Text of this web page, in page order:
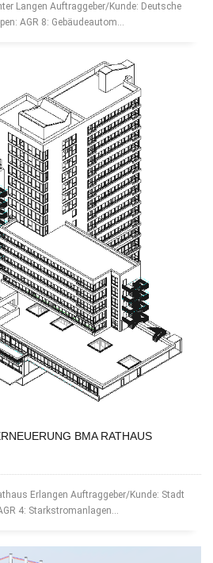
Langen Auftraggeber/Kunde: Deutsche
AGR 8: Gebäudeautom...
BMA RATHAUS
Erlangen Auftraggeber/Kunde: Stadt
4: Starkstromanlagen...